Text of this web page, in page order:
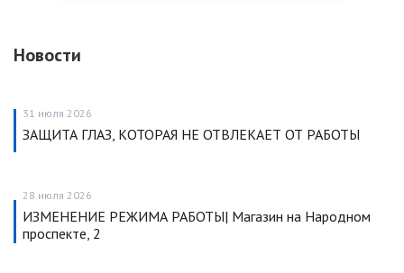
Новости
31 июля 2026
ЗАЩИТА ГЛАЗ, КОТОРАЯ НЕ ОТВЛЕКАЕТ ОТ РАБОТЫ
28 июля 2026
ИЗМЕНЕНИЕ РЕЖИМА РАБОТЫ| Магазин на Народном
проспекте, 2